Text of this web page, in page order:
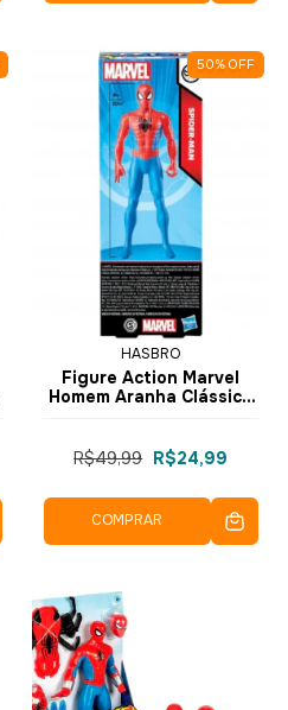
50% OFF
HASBRO
Figure Action Marvel
Homem Aranha Clássico
R$49,99 R$24,99
COMPRAR